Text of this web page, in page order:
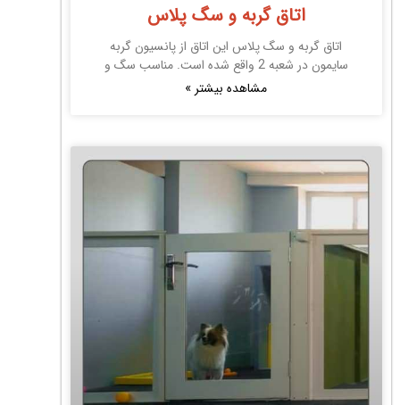
اتاق گربه و سگ پلاس
اتاق گربه و سگ پلاس این اتاق از پانسیون گربه
سایمون در شعبه 2 واقع شده است. مناسب سگ و
مشاهده بیشتر »